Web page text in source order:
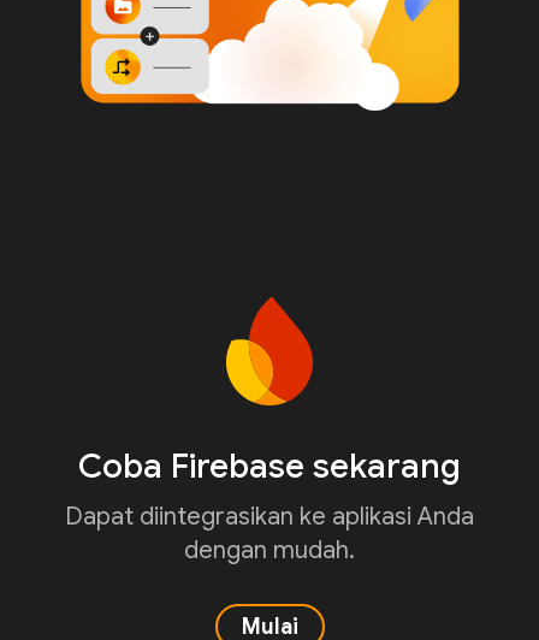
Coba Firebase sekarang
Dapat diintegrasikan ke aplikasi Anda
dengan mudah.
Mulai